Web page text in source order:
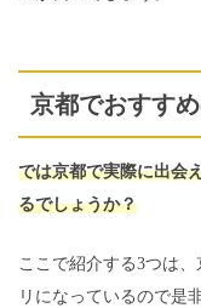
京都でおすす
では京都で実際に出会
るでしょうか？
ここで紹介する3つは
リになっているので是